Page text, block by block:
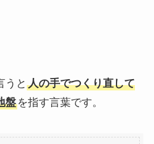
うと 人の手でつくり直して
盤を指す言葉です。